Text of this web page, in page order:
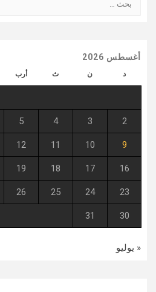
أغسطس 2026
د ن ث أرب
2
3
4
5
9
10
11
12
16
17
18
19
23
24
25
26
30
31
« يوليو